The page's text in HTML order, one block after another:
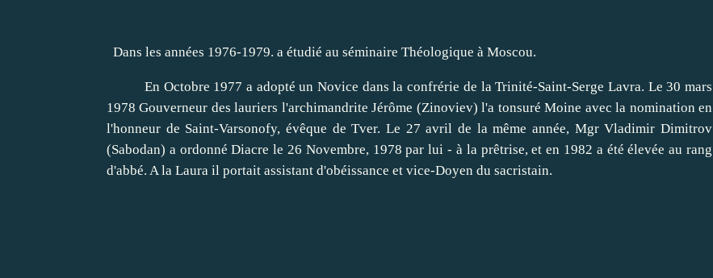
Dans les années 1976-1979. a étudié au séminaire Théologique à Moscou.
En Octobre 1977 a adopté un Novice dans la confrérie de la Trinité-Saint-Serge Lavra. Le 30 mars
1978 Gouverneur des lauriers l'archimandrite Jérôme (Zinoviev) l'a tonsuré Moine avec la nomination en
l'honneur de Saint-Varsonofy, évêque de Tver. Le 27 avril de la même année, Mgr Vladimir Dimitrov
(Sabodan) a ordonné Diacre le 26 Novembre, 1978 par lui - à la prêtrise, et en 1982 a été élevée au rang
d'abbé. A la Laura il portait assistant d'obéissance et vice-Doyen du sacristain.